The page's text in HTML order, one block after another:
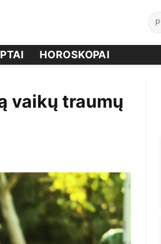
HOROSKOPAI
vaikų traumų